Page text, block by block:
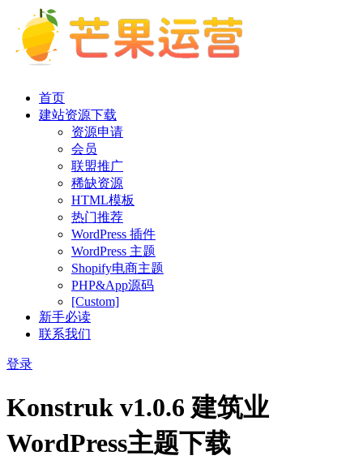
首页
建站资源下载
资源申请
会员
联盟推广
稀缺资源
HTML模板
热门推荐
WordPress 插件
WordPress 主题
Shopify电商主题
PHP&App源码
[Custom]
新手必读
联系我们
登录
Konstruk v1.0.6 建筑业
WordPress主题下载